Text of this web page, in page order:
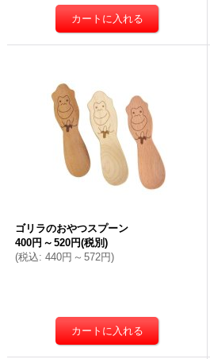
ゴリラのおやつスプーン
400円 ～ 520円(税別)
(税込: 440円 ～ 572円)